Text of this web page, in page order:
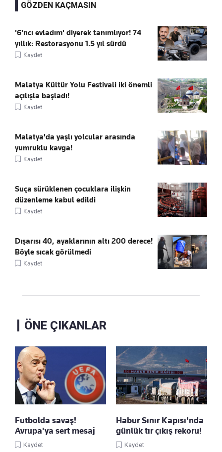
GÖZDEN KAÇMASIN
'6'ncı evladım' diyerek tanımlıyor! 74
yıllık: Restorasyonu 1.5 yıl sürdü
Kaydet
Malatya Kültür Yolu Festivali iki önemli
açılışla başladı!
Kaydet
Malatya'da yaşlı yolcular arasında
yumruklu kavga!
Kaydet
Suça sürüklenen çocuklara ilişkin
düzenleme kabul edildi
Kaydet
Dışarısı 40, ayaklarının altı 200 derece!
Böyle sıcak görülmedi
Kaydet
ÖNE ÇIKANLAR
Futbolda savaş!
Avrupa'ya sert mesaj
Kaydet
Habur Sınır Kapısı'nda
günlük tır çıkış rekoru!
Kaydet